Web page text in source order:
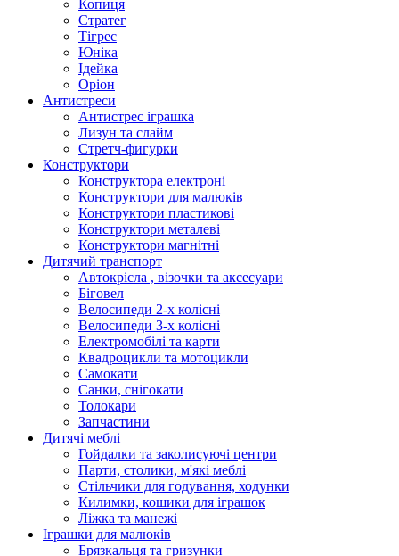
Копиця
Стратег
Тігрес
Юніка
Ідейка
Оріон
Антистреси
Антистрес іграшка
Лизун та слайм
Стретч-фигурки
Конструктори
Конструктора електроні
Конструктори для малюків
Конструктори пластикові
Конструктори металеві
Конструктори магнітні
Дитячий транспорт
Автокрісла , візочки та аксесуари
Біговел
Велосипеди 2-х колісні
Велосипеди 3-х колісні
Електромобілі та карти
Квадроцикли та мотоцикли
Самокати
Санки, снігокати
Толокари
Запчастини
Дитячі меблі
Гойдалки та заколисуючі центри
Парти, столики, м'які меблі
Стільчики для годування, ходунки
Килимки, кошики для іграшок
Ліжка та манежі
Іграшки для малюків
Брязкальця та гризунки